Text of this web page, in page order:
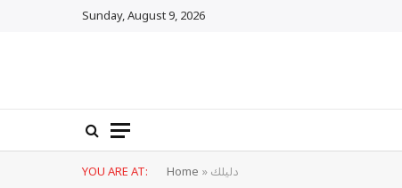
Sunday, August 9, 2026
YOU ARE AT: Home»دليلك